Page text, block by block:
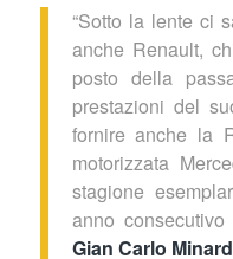
“Sotto la lente ci
anche Renault,
posto della
prestazioni del
fornire anche la
motorizzata
stagione
anno
Gian Carlo